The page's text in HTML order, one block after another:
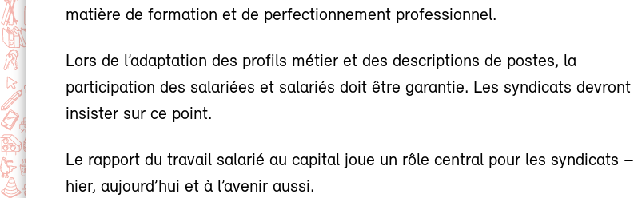
matière de formation et de perfectionnement professionnel.
Lors de l’adaptation des profils métier et des descriptions de postes, la
participation des salariées et salariés doit être garantie. Les syndicats devront
insister sur ce point.
Le rapport du travail salarié au capital joue un rôle central pour les syndicats –
hier, aujourd’hui et à l’avenir aussi.